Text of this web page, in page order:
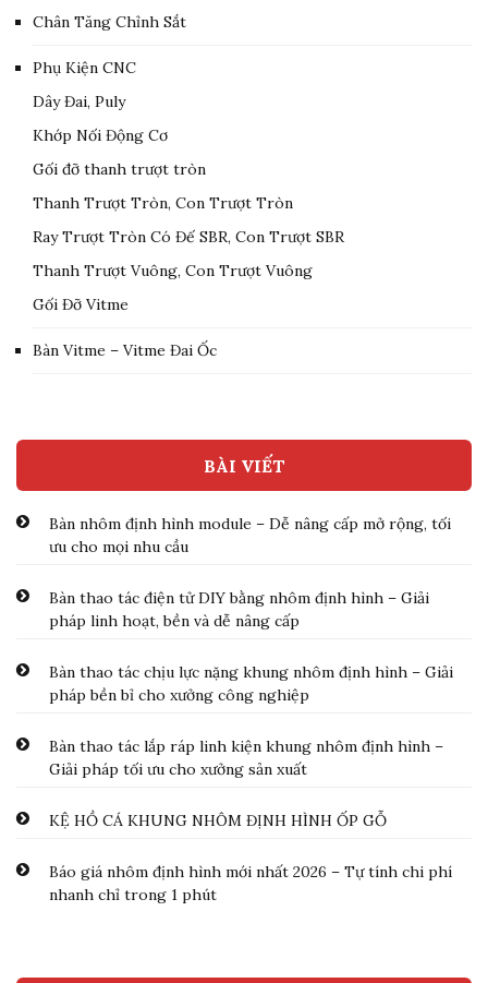
Chân Tăng Chỉnh Sắt
Phụ Kiện CNC
Dây Đai, Puly
Khớp Nối Động Cơ
Gối đỡ thanh trượt tròn
Thanh Trượt Tròn, Con Trượt Tròn
Ray Trượt Tròn Có Đế SBR, Con Trượt SBR
Thanh Trượt Vuông, Con Trượt Vuông
Gối Đỡ Vitme
Bàn Vitme – Vitme Đai Ốc
BÀI VIẾT
Bàn nhôm định hình module – Dễ nâng cấp mở rộng, tối
ưu cho mọi nhu cầu
Bàn thao tác điện tử DIY bằng nhôm định hình – Giải
pháp linh hoạt, bền và dễ nâng cấp
Bàn thao tác chịu lực nặng khung nhôm định hình – Giải
pháp bền bỉ cho xưởng công nghiệp
Bàn thao tác lắp ráp linh kiện khung nhôm định hình –
Giải pháp tối ưu cho xưởng sản xuất
KỆ HỒ CÁ KHUNG NHÔM ĐỊNH HÌNH ỐP GỖ
Báo giá nhôm định hình mới nhất 2026 – Tự tính chi phí
nhanh chỉ trong 1 phút